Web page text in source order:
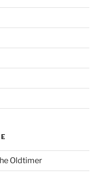
Oldtimer